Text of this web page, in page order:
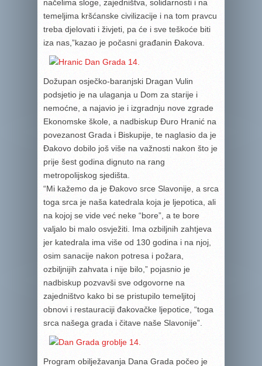
načelima sloge, zajedništva, solidarnosti i na
temeljima kršćanske civilizacije i na tom pravcu
treba djelovati i živjeti, pa će i sve teškoće biti
iza nas,”kazao je počasni građanin Đakova.
Dožupan osječko-baranjski Dragan Vulin
podsjetio je na ulaganja u Dom za starije i
nemoćne, a najavio je i izgradnju nove zgrade
Ekonomske škole, a nadbiskup Đuro Hranić na
povezanost Grada i Biskupije, te naglasio da je
Đakovo dobilo još više na važnosti nakon što je
prije šest godina dignuto na rang
metropolijskog sjedišta.
“Mi kažemo da je Đakovo srce Slavonije, a srca
toga srca je naša katedrala koja je ljepotica, ali
na kojoj se vide već neke “bore”, a te bore
valjalo bi malo osvježiti. Ima ozbiljnih zahtjeva
jer katedrala ima više od 130 godina i na njoj,
osim sanacije nakon potresa i požara,
ozbiljnijih zahvata i nije bilo,” pojasnio je
nadbiskup pozvavši sve odgovorne na
zajedništvo kako bi se pristupilo temeljitoj
obnovi i restauraciji đakovačke ljepotice, “toga
srca našega grada i čitave naše Slavonije”.
Program obilježavanja Dana Grada počeo je